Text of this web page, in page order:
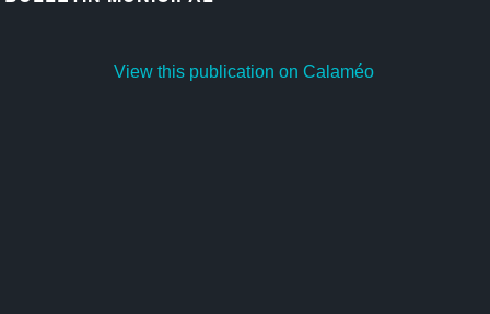
View this publication on Calaméo